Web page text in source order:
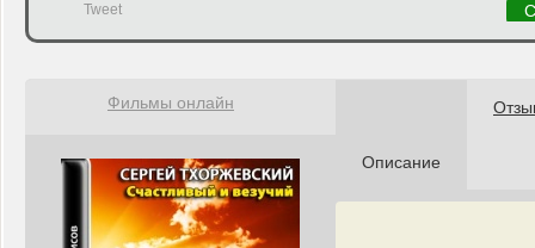
Tweet
Описание
Фильмы онлайн